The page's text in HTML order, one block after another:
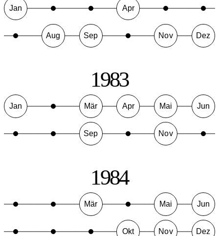
Jan Apr
Aug Sep Nov Dez
1983
Jan Mär Apr Mai Jun
Sep Nov
1984
Mär Mai Jun
Okt Nov Dez